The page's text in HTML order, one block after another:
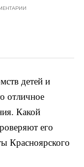
детей и
отличное
Какой
его
Красноярского